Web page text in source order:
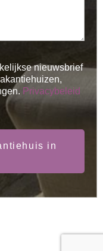
nieuwsbrief
Privacybeleid
in